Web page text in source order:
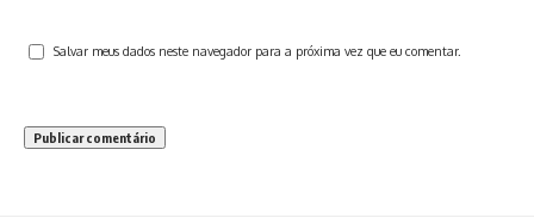
Salvar meus dados neste navegador para a próxima vez que eu comentar.